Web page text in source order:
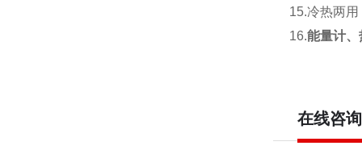
15.冷热两
16.能量计、
在线咨询